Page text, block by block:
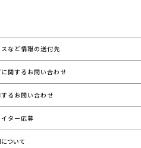
など情報の送付先
関するお問い合わせ
るお問い合わせ
ター応募
ついて